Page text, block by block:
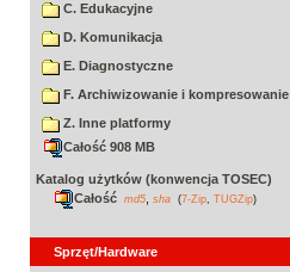
C. Edukacyjne
D. Komunikacja
E. Diagnostyczne
F. Archiwizowanie i kompresowanie
Z. Inne platformy
Całość 908 MB
Katalog użytków (konwencja TOSEC)
Całość md5 sha (7-Zip TUGZip)
Sprzęt/Hardware